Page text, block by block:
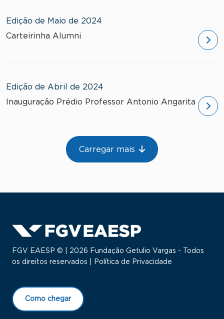
Edição de Maio de 2024
Carteirinha Alumni
Edição de Abril de 2024
Inauguração Prédio Professor Antonio Angarita
Carregar mais
FGV EAESP © | 2026 Fundação Getulio Vargas - Todos
os direitos reservados |
Política de Privacidade
Como chegar